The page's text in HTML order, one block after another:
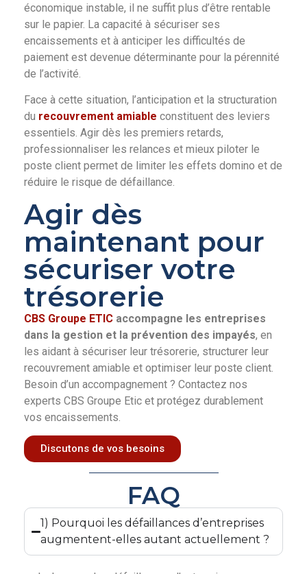
économique instable, il ne suffit plus d’être rentable
sur le papier. La capacité à sécuriser ses
encaissements et à anticiper les difficultés de
paiement est devenue déterminante pour la pérennité
de l’activité.
Face à cette situation, l’anticipation et la structuration
du recouvrement amiable constituent des leviers
essentiels. Agir dès les premiers retards,
professionnaliser les relances et mieux piloter le
poste client permet de limiter les effets domino et de
réduire le risque de défaillance.
Agir dès
maintenant pour
sécuriser votre
trésorerie
CBS Groupe ETIC accompagne les entreprises
dans la gestion et la prévention des impayés, en
les aidant à sécuriser leur trésorerie, structurer leur
recouvrement amiable et optimiser leur poste client.
Besoin d’un accompagnement ? Contactez nos
experts CBS Groupe Etic et protégez durablement
vos encaissements.
Discutons de vos besoins
FAQ
1) Pourquoi les défaillances d’entreprises
augmentent-elles autant actuellement ?